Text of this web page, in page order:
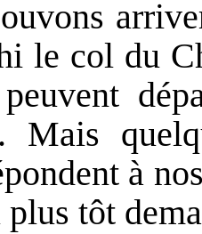
le col du
Mais
à
tôt